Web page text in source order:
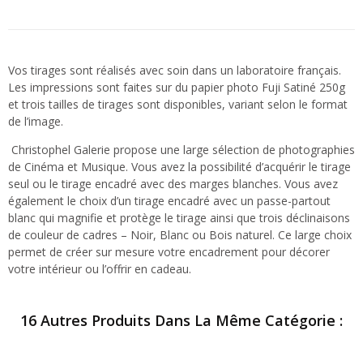
Vos tirages sont réalisés avec soin dans un laboratoire français.
Les impressions sont faites sur du papier photo Fuji Satiné 250g
et trois tailles de tirages sont disponibles, variant selon le format
de l’image.
Christophel Galerie propose une large sélection de photographies
de Cinéma et Musique. Vous avez la possibilité d’acquérir le tirage
seul ou le tirage encadré avec des marges blanches. Vous avez
également le choix d’un tirage encadré avec un passe-partout
blanc qui magnifie et protège le tirage ainsi que trois déclinaisons
de couleur de cadres – Noir, Blanc ou Bois naturel. Ce large choix
permet de créer sur mesure votre encadrement pour décorer
votre intérieur ou l’offrir en cadeau.
16 Autres Produits Dans La Même Catégorie :